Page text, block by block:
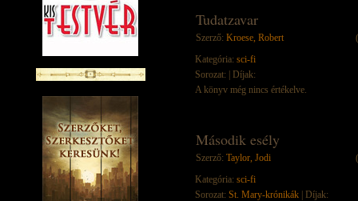
Tudatzavar
Szerző: Kroese, Robert
Kategória: sci-fi
Sorozat:
| Díjak:
A könyv még nincs értékelve.
Második esély
Szerző: Taylor, Jodi
Kategória: sci-fi
Sorozat: St. Mary-krónikák | Díjak: